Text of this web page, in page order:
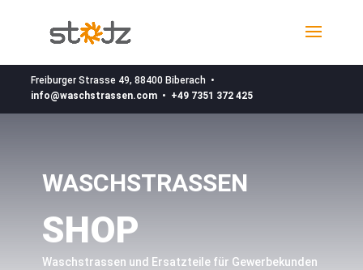
Freiburger Strasse 49, 88400 Biberach •
info@waschstrassen.com • +49 7351 372 425
WASCHSTRASSEN
SHOP
Waschstrassen und Ersatzteile für Gewerbekunden